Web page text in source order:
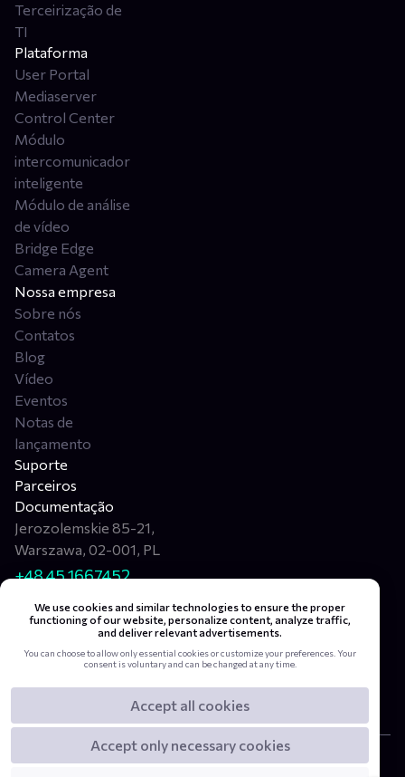
Terceirização de
TI
Plataforma
User Portal
Mediaserver
Control Center
Módulo
intercomunicador
inteligente
Módulo de análise
de vídeo
Bridge Edge
Camera Agent
Nossa empresa
Sobre nós
Contatos
Blog
Vídeo
Eventos
Notas de
lançamento
Suporte
Parceiros
Documentação
Jerozolemskie 85-21,
Warszawa, 02-001, PL
+48 45 1667452
info@aipix.ai
We use cookies and similar technologies to ensure the proper
functioning of our website, personalize content, analyze traffic,
and deliver relevant advertisements.
You can choose to allow only essential cookies or customize your preferences. Your
consent is voluntary and can be changed at any time.
Accept all cookies
Accept only necessary cookies